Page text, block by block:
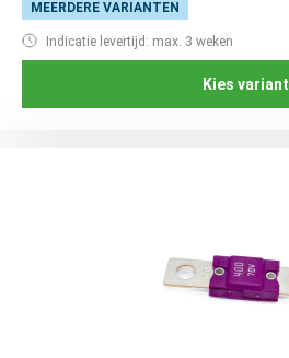
MEERDERE VARIANTEN
Indicatie levertijd: max. 3 weken
Kies variant